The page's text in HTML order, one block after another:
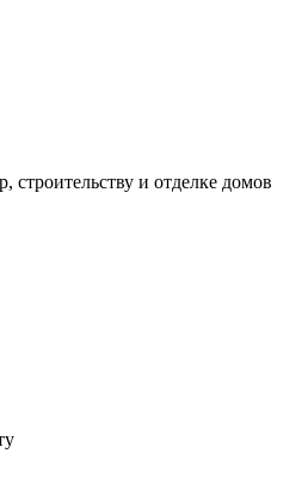
строительству и отделке домов